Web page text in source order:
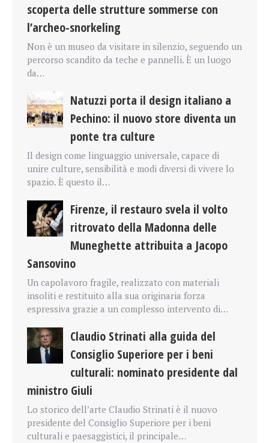
scoperta delle strutture sommerse con
l’archeo-snorkeling
Non è un museo da visitare in silenzio, seguendo un
percorso scandito da teche e pannelli. È un luogo
da…
Natuzzi porta il design italiano a
Pechino: il nuovo store diventa un
ponte tra culture
Il design come linguaggio universale, capace di
unire culture, sensibilità e modi diversi di vivere lo
spazio. È questo il…
Firenze, il restauro svela il volto
ritrovato della Madonna delle
Muneghette attribuita a Jacopo
Sansovino
Un capolavoro fragile, realizzato con materiali
insoliti e restituito alla sua originaria forza
espressiva grazie a un complesso intervento di…
Claudio Strinati alla guida del
Consiglio Superiore per i beni
culturali: nominato presidente dal
ministro Giuli
Lo storico dell’arte Claudio Strinati è il nuovo
presidente del Consiglio Superiore per i beni
culturali e paesaggistici, il principale…